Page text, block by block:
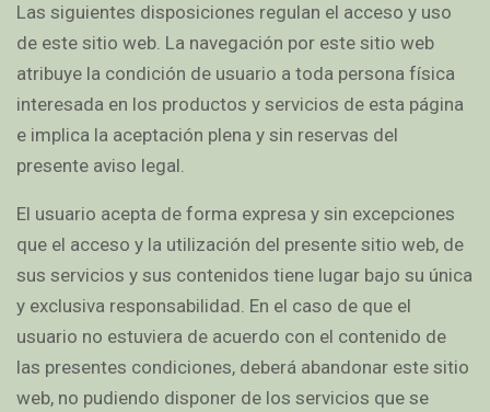
Las siguientes disposiciones regulan el acceso y uso
de este sitio web. La navegación por este sitio web
atribuye la condición de usuario a toda persona física
interesada en los productos y servicios de esta página
e implica la aceptación plena y sin reservas del
presente aviso legal.
El usuario acepta de forma expresa y sin excepciones
que el acceso y la utilización del presente sitio web, de
sus servicios y sus contenidos tiene lugar bajo su única
y exclusiva responsabilidad. En el caso de que el
usuario no estuviera de acuerdo con el contenido de
las presentes condiciones, deberá abandonar este sitio
web, no pudiendo disponer de los servicios que se